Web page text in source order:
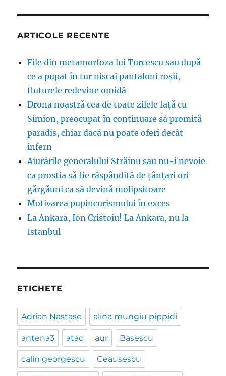
ARTICOLE RECENTE
File din metamorfoza lui Turcescu sau după
ce a pupat în tur niscai pantaloni roșii,
fluturele redevine omidă
Drona noastră cea de toate zilele față cu
Simion, preocupat în continuare să promită
paradis, chiar dacă nu poate oferi decât
infern
Aiurările generalului Străinu sau nu-i nevoie
ca prostia să fie răspândită de țânțari ori
gărgăuni ca să devină molipsitoare
Motivarea pupincurismului în exces
La Ankara, Ion Cristoiu! La Ankara, nu la
Istanbul
ETICHETE
Adrian Nastase alina mungiu pippidi
antena3 atac aur Basescu
calin georgescu Ceausescu